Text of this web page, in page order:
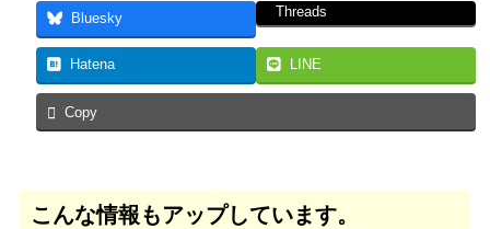
Bluesky Threads
Hatena LINE
Copy
こんな情報もアップしています。